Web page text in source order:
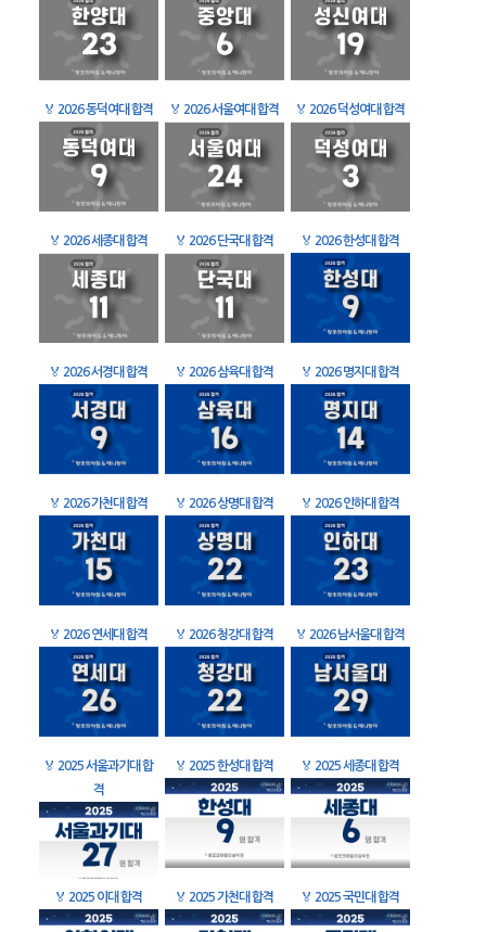
🏅 2026 동덕여대 합격 🏅 2026 서울여대 합격 🏅 2026 덕성여대 합격
🏅 2026 세종대 합격 🏅 2026 단국대 합격 🏅 2026 한성대 합격
🏅 2026 서경대 합격 🏅 2026 삼육대 합격 🏅 2026 명지대 합격
🏅 2026 가천대 합격 🏅 2026 상명대 합격 🏅 2026 인하대 합격
🏅 2026 연세대 합격 🏅 2026 청강대 합격 🏅 2026 남서울대 합격
🏅 2025 서울과기대 합
격
🏅 2025 한성대 합격 🏅 2025 세종대 합격
🏅 2025 이대 합격 🏅 2025 가천대 합격 🏅 2025 국민대 합격